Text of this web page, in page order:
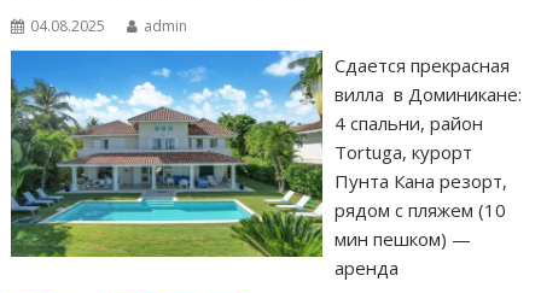
04.08.2025 admin
Сдается прекрасная
вилла в Доминикане:
4 спальни, район
Tortuga, курорт
Пунта Кана резорт,
рядом с пляжем (10
мин пешком) —
аренда